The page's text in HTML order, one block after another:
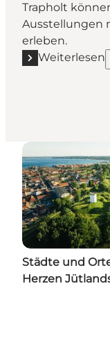
Trapholt
Ausstellungen
erleben.
Weiterlesen
Mehr erfahren
Städte und
Herzen